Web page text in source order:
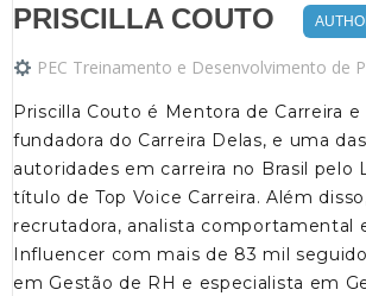
PRISCILLA COUTO
PEC Treinamento e Desenvolvimento de
Priscilla Couto é Mentora de Carreira e
fundadora do Carreira Delas, e uma
autoridades em carreira no Brasil pelo
título de Top Voice Carreira. Além
recrutadora, analista comportamental
Influencer com mais de 83 mil
em Gestão de RH e especialista em